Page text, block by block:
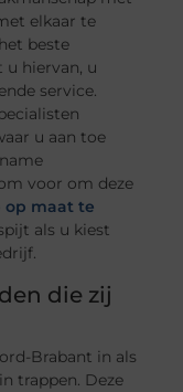
elkaar te
beste
hiervan, u
service.
u aan toe
voor om deze
maat te
als u kiest
die zij
Brabant in als
trappen. Deze